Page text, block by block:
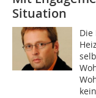
Situation